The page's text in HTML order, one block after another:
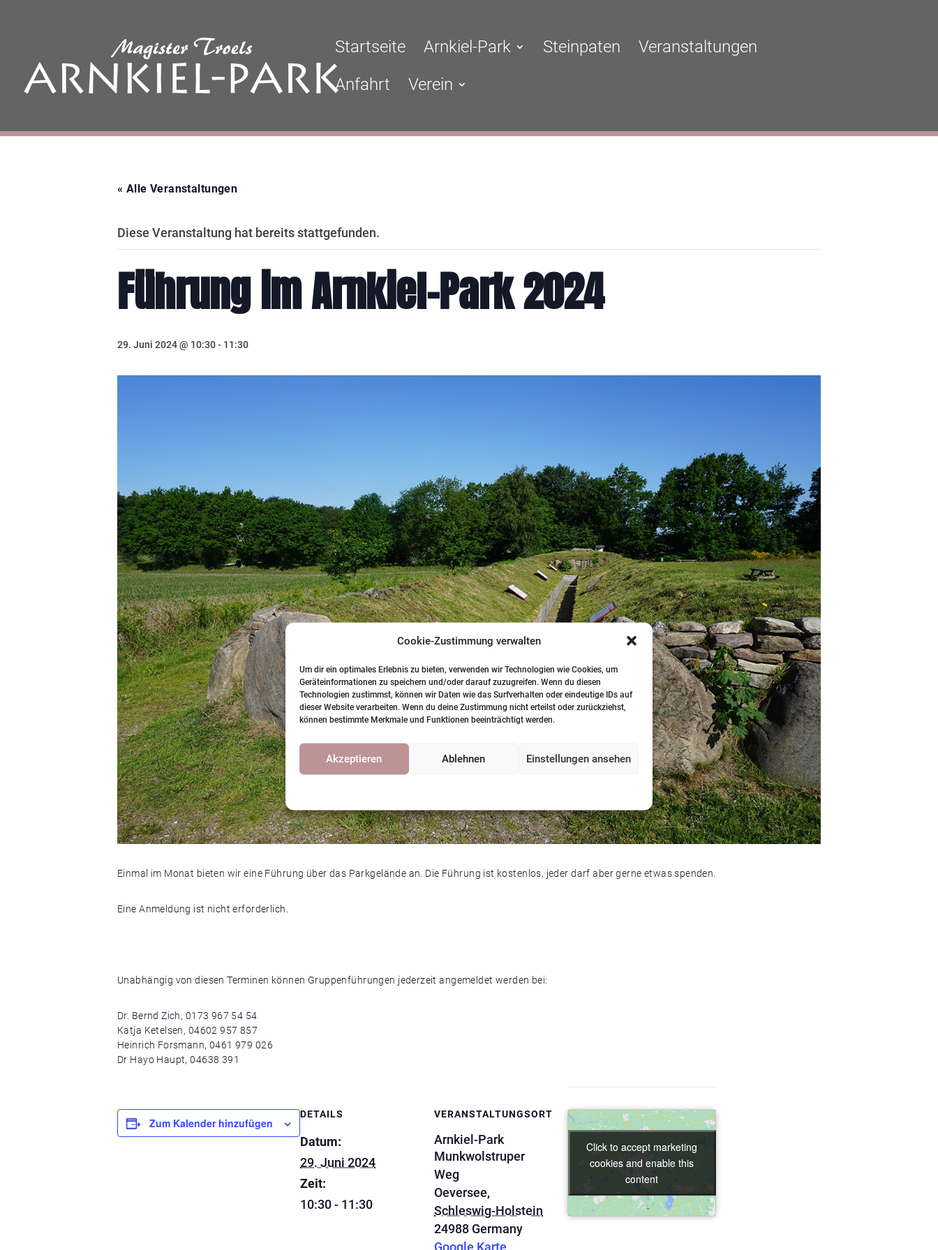
Cookie-Zustimmung verwalten
Um dir ein optimales Erlebnis zu bieten, verwenden wir Technologien wie Cookies, um
Geräteinformationen zu speichern und/oder darauf zuzugreifen. Wenn du diesen
Technologien zustimmst, können wir Daten wie das Surfverhalten oder eindeutige IDs auf
dieser Website verarbeiten. Wenn du deine Zustimmung nicht erteilst oder zurückziehst,
können bestimmte Merkmale und Funktionen beeinträchtigt werden.
Akzeptieren Ablehnen Einstellungen ansehen
Startseite Arnkiel-Park Steinpaten
Veranstaltungen
Anfahrt
Verein
« Alle Veranstaltungen
Diese Veranstaltung hat bereits stattgefunden.
Führung im Arnkiel-Park 2024
29. Juni 2024 @ 10:30- 11:30
Einmal im Monat bieten wir eine Führung über das Parkgelände an. Die Führung ist kostenlos, jeder darf aber gerne etwas spenden.
Eine Anmeldung ist nicht erforderlich.
Unabhängig von diesen Terminen können Gruppenführungen jederzeit angemeldet werden bei:
Dr. Bernd Zich, 0173 967 54 54
Katja Ketelsen, 04602 957 857
Heinrich Forsmann, 0461 979 026
Dr Hayo Haupt, 04638 391
Zum Kalender hinzufügen
DETAILS
Datum:
29. Juni 2024
Zeit:
10:30 - 11:30
VERANSTALTUNGSORT
Arnkiel-Park
Munkwolstruper
Weg
Oeversee,
Schleswig-Holstein
24988 Germany
Google Karte
Click to accept marketing
cookies and enable this
content
Click to accept marketing
cookies and enable this
content